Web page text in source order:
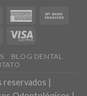
BLOG DENTAL
|